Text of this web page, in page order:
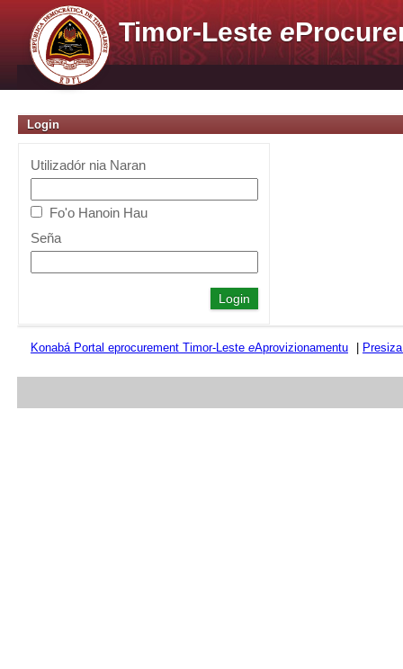
Timor-Lestee
Login
Utilizadór nia Naran
Fo'o Hanoin Hau
Seña
Konabá Portal eprocurement Timor-Leste eAprovizionamentu